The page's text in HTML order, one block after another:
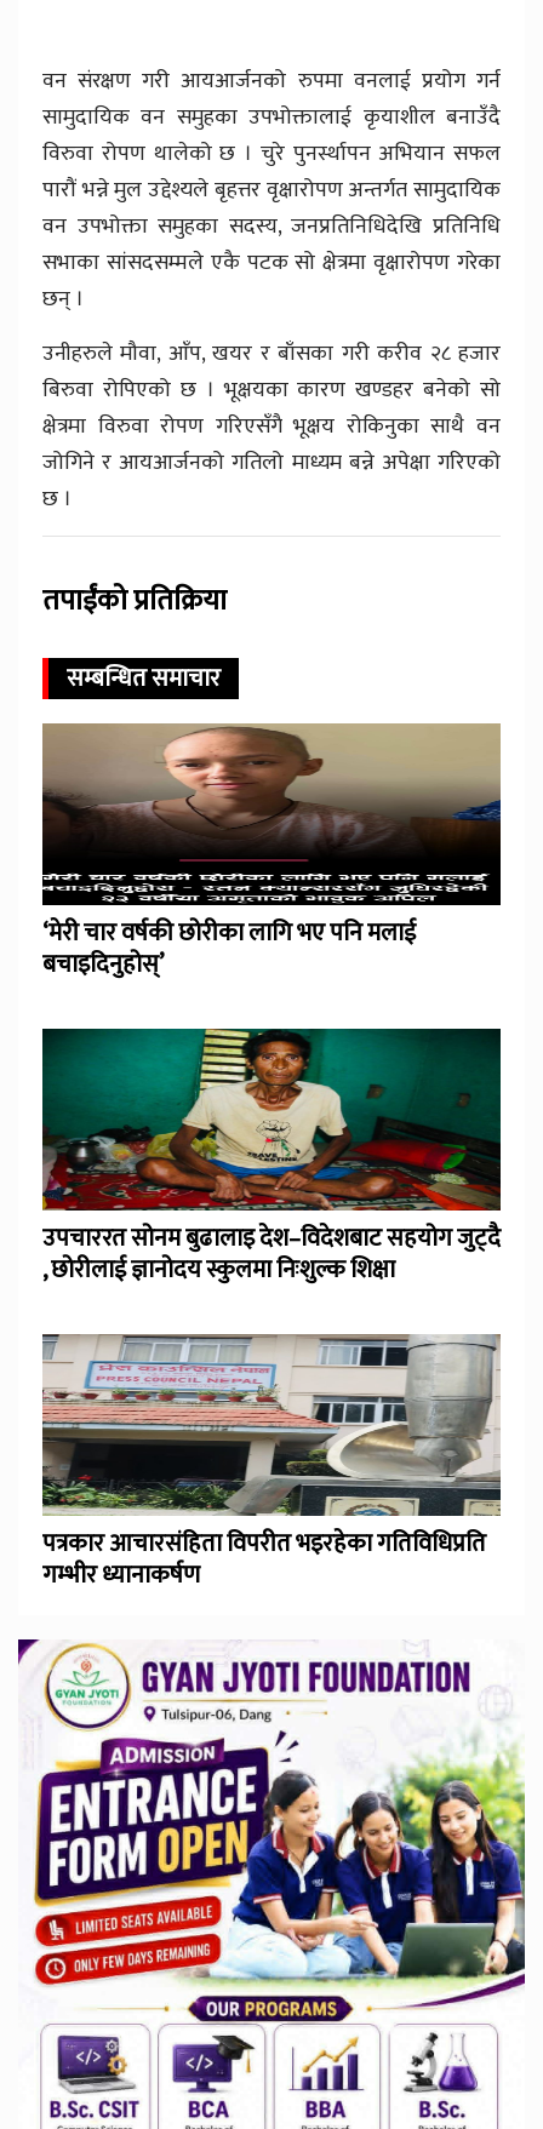
वन संरक्षण गरी आयआर्जनको रुपमा वनलाई प्रयोग गर्न
सामुदायिक वन समुहका उपभोक्तालाई कृयाशील बनाउँदै
विरुवा रोपण थालेको छ । चुरे पुनर्स्थापन अभियान सफल
पारौं भन्ने मुल उद्देश्यले बृहत्तर वृक्षारोपण अन्तर्गत सामुदायिक
वन उपभोक्ता समुहका सदस्य, जनप्रतिनिधिदेखि प्रतिनिधि
सभाका सांसदसम्मले एकै पटक सो क्षेत्रमा वृक्षारोपण गरेका
छन् ।
उनीहरुले मौवा, आँप, खयर र बाँसका गरी करीव २८ हजार
बिरुवा रोपिएको छ । भूक्षयका कारण खण्डहर बनेको सो
क्षेत्रमा विरुवा रोपण गरिएसँगै भूक्षय रोकिनुका साथै वन
जोगिने र आयआर्जनको गतिलो माध्यम बन्ने अपेक्षा गरिएको
छ ।
तपाईंको प्रतिक्रिया
सम्बन्धित समाचार
‘मेरी चार वर्षकी छोरीका लागि भए पनि मलाई
बचाइदिनुहोस्’
उपचाररत सोनम बुढालाइ देश–विदेशबाट सहयोग जुट्दै
, छोरीलाई ज्ञानोदय स्कुलमा निःशुल्क शिक्षा
पत्रकार आचारसंहिता विपरीत भइरहेका गतिविधिप्रति
गम्भीर ध्यानाकर्षण